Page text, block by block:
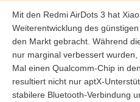
Mit den Redmi AirDots 3 hat
Weiterentwicklung des
den Markt gebracht. Während
nur marginal verbessert
Mal einen Qualcomm-Chip in
resultiert nicht nur aptX-
stabilere Bluetooth-Verbindung